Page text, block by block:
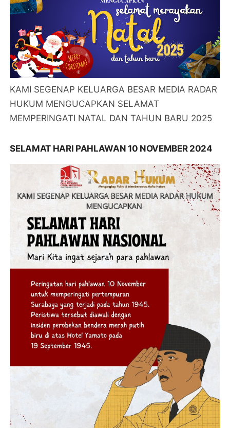
KAMI SEGENAP KELUARGA BESAR MEDIA RADAR
HUKUM MENGUCAPKAN SELAMAT
MEMPERINGATI NATAL DAN TAHUN BARU 2025
SELAMAT HARI PAHLAWAN 10 NOVEMBER 2024